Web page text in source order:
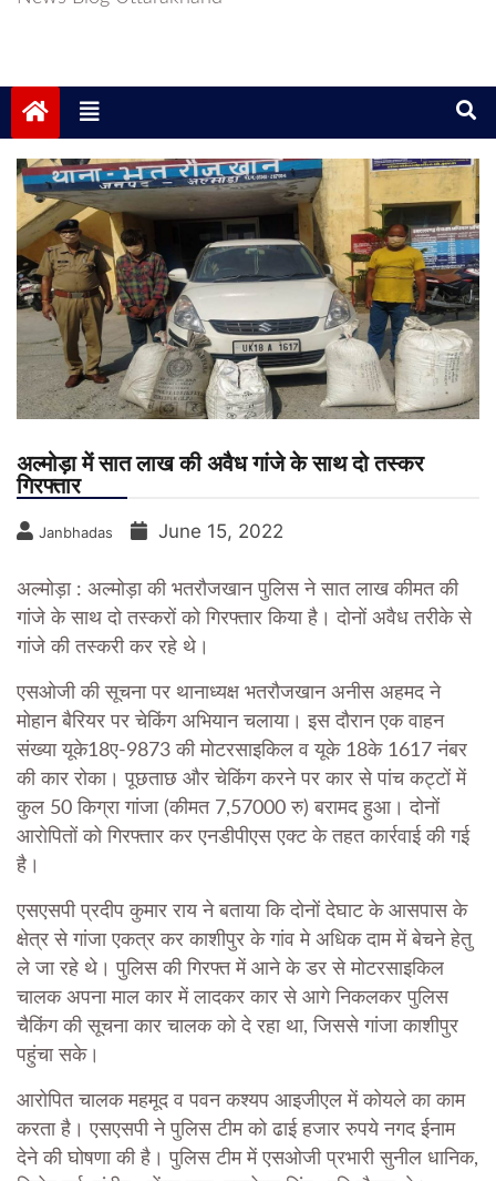
अल्मोड़ा में सात लाख की अवैध गांजे के साथ दो तस्कर
गिरफ्तार
Janbhadas June 15, 2022
अल्मोड़ा : अल्मोड़ा की भतरौजखान पुलिस ने सात लाख कीमत की
गांजे के साथ दो तस्करों को गिरफ्तार किया है। दोनों अवैध तरीके से
गांजे की तस्करी कर रहे थे।
एसओजी की सूचना पर थानाध्यक्ष भतरौजखान अनीस अहमद ने
मोहान बैरियर पर चेकिंग अभियान चलाया। इस दौरान एक वाहन
संख्या यूके18ए-9873 की मोटरसाइकिल व यूके 18के 1617 नंबर
की कार रोका। पूछताछ और चेकिंग करने पर कार से पांच कट्टों में
कुल 50 किग्रा गांजा (कीमत 7,57000 रु) बरामद हुआ। दोनों
आरोपितों को गिरफ्तार कर एनडीपीएस एक्ट के तहत कार्रवाई की गई
है।
एसएसपी प्रदीप कुमार राय ने बताया कि दोनों देघाट के आसपास के
क्षेत्र से गांजा एकत्र कर काशीपुर के गांव मे अधिक दाम में बेचने हेतु
ले जा रहे थे। पुलिस की गिरफ्त में आने के डर से मोटरसाइकिल
चालक अपना माल कार में लादकर कार से आगे निकलकर पुलिस
चैकिंग की सूचना कार चालक को दे रहा था, जिससे गांजा काशीपुर
पहुंचा सके।
आरोपित चालक महमूद व पवन कश्यप आइजीएल में कोयले का काम
करता है। एसएसपी ने पुलिस टीम को ढाई हजार रुपये नगद ईनाम
देने की घोषणा की है। पुलिस टीम में एसओजी प्रभारी सुनील धानिक,